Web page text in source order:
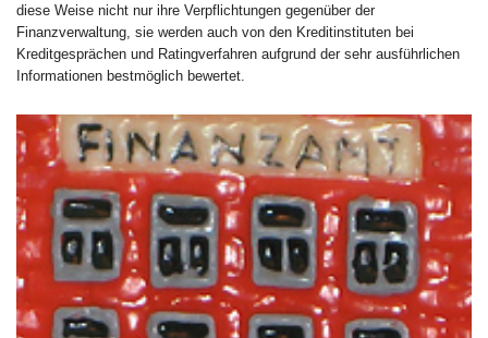
diese Weise nicht nur ihre Verpflichtungen gegenüber der
Finanzverwaltung, sie werden auch von den Kreditinstituten bei
Kreditgesprächen und Ratingverfahren aufgrund der sehr ausführlichen
Informationen bestmöglich bewertet.